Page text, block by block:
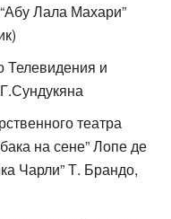
Лала Махари”
Телевидения и
театра
на сене” Лопе де
Чарли” Т. Брандо,